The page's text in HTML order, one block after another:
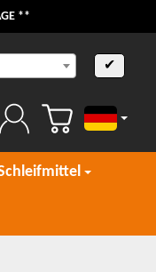
**
✔
Deutsch